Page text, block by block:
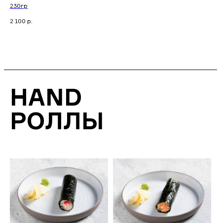
230гр
2 100 р.
HAND
РОЛЛЫ